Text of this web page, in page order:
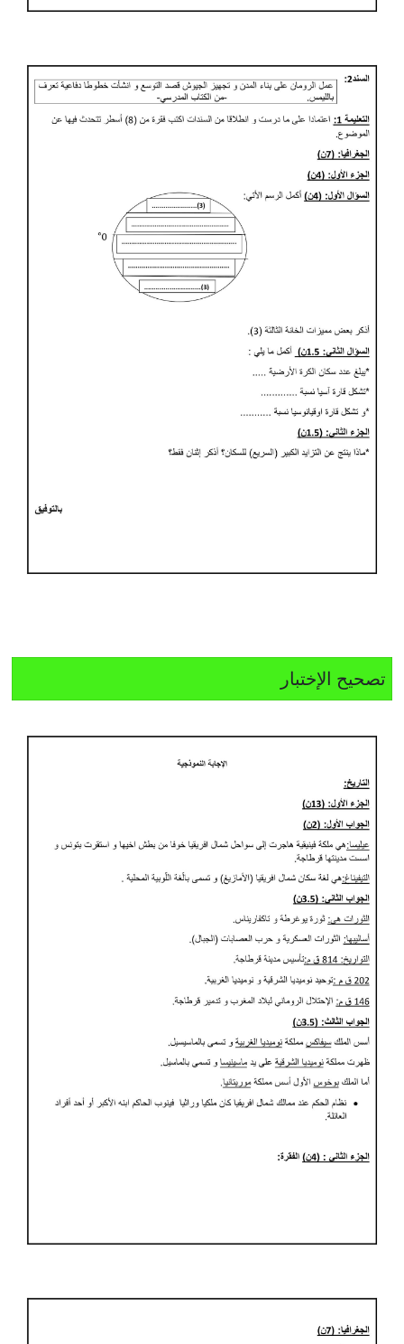
تصحيح الإختبار